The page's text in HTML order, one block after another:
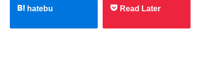
hatebu Read Later